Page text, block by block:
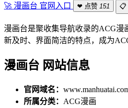
🚀 漫画台 官网入口
❤ 点赞 151 📋
漫画台是聚收集导航收录的ACG
新及时、界面简洁的特点，成为
漫画台 网站信息
官网域名：
所属分类： ACG漫画